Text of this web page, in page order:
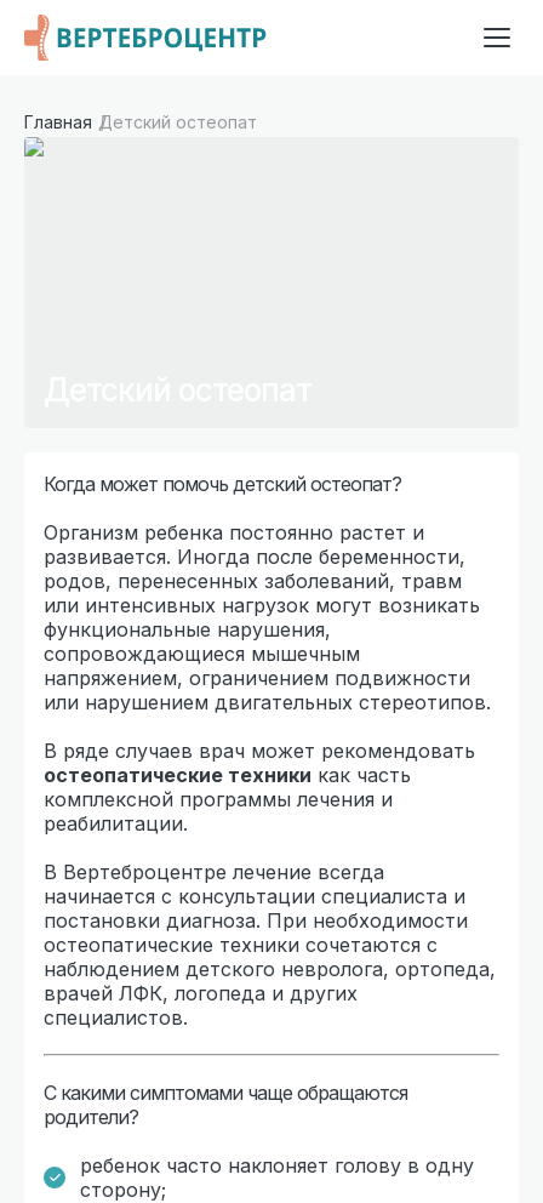
Главная Детский остеопат
Когда может помочь детский остеопат?
Организм ребенка постоянно растет и
развивается. Иногда после беременности,
родов, перенесенных заболеваний, травм
или интенсивных нагрузок могут возникать
функциональные нарушения,
сопровождающиеся мышечным
напряжением, ограничением подвижности
или нарушением двигательных стереотипов.
В ряде случаев врач может рекомендовать
остеопатические техники как часть
комплексной программы лечения и
реабилитации.
В Вертеброцентре лечение всегда
начинается с консультации специалиста и
постановки диагноза. При необходимости
остеопатические техники сочетаются с
наблюдением детского невролога, ортопеда,
врачей ЛФК, логопеда и других
специалистов.
С какими симптомами чаще обращаются
родители?
ребенок часто наклоняет голову в одну
сторону;